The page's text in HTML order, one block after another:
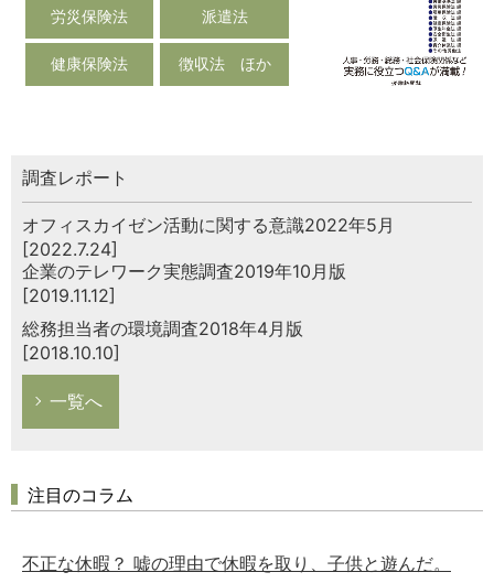
労災保険法 派遣法
健康保険法 徴収法 ほか
調査レポート
オフィスカイゼン活動に関する意識2022年5月
[2022.7.24]
企業のテレワーク実態調査2019年10月版
[2019.11.12]
総務担当者の環境調査2018年4月版
[2018.10.10]
一覧へ
注目のコラム
不正な休暇？ 嘘の理由で休暇を取り、子供と遊んだ。